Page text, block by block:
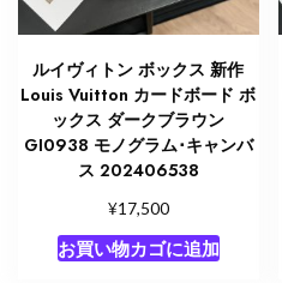
ルイヴィトン ボックス 新作
Louis Vuitton カードボード ボ
ックス ダークブラウン
GI0938 モノグラム･キャンバ
ス 202406538
¥17,500
お買い物カゴに追加